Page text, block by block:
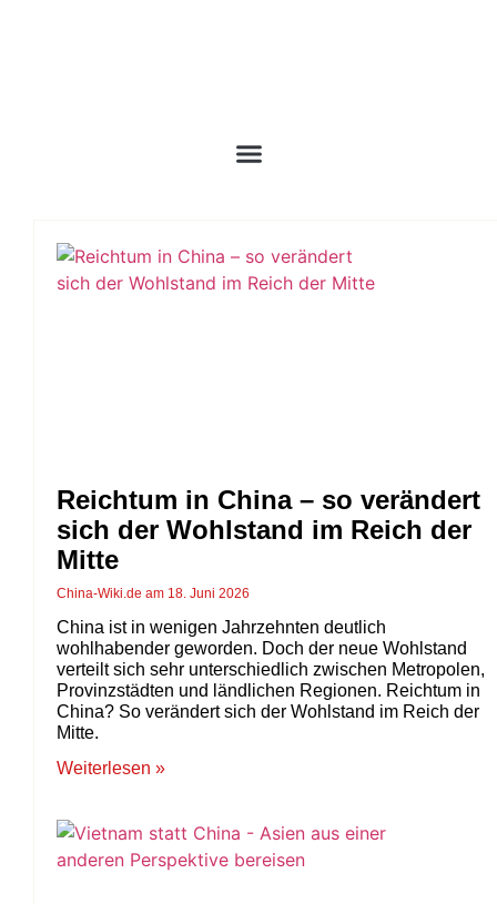
Reichtum in China – so verändert
sich der Wohlstand im Reich der
Mitte
China-Wiki.de 18. Juni 2026
China ist in wenigen Jahrzehnten deutlich
wohlhabender geworden. Doch der neue Wohlstand
verteilt sich sehr unterschiedlich zwischen Metropolen,
Provinzstädten und ländlichen Regionen. Reichtum in
China? So verändert sich der Wohlstand im Reich der
Mitte.
Weiterlesen »